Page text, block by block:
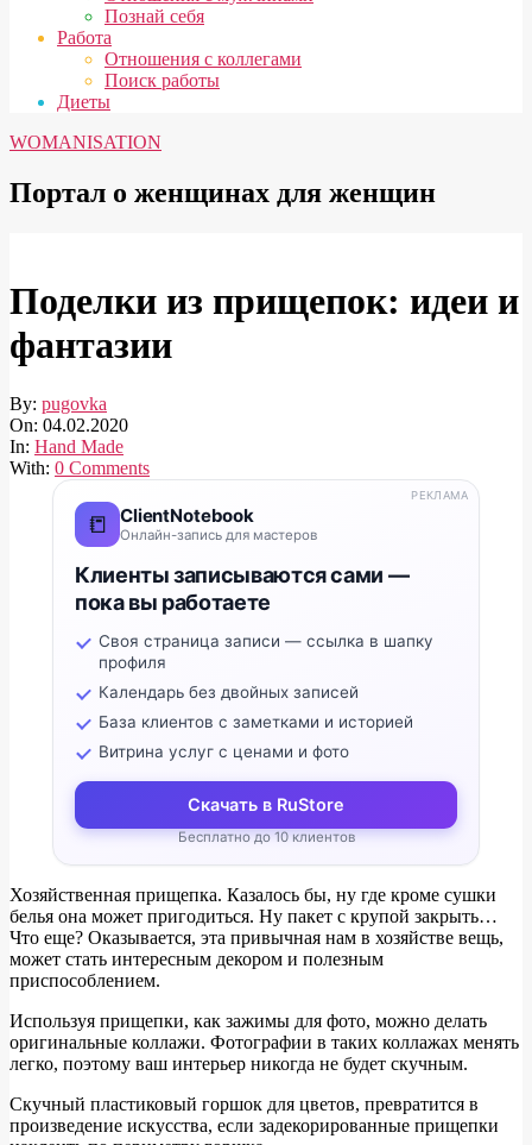
Познай себя
Работа
Отношения с коллегами
Поиск работы
Диеты
WOMANISATION
Портал о женщинах для женщин
Поделки из прищепок: идеи и
фантазии
By: pugovka
On: 04.02.2020
In: Hand Made
With: 0 Comments
📒 ClientNotebook
Онлайн-запись для мастеров
Клиенты записываются сами —
пока вы работаете
Своя страница записи — ссылка в шапку
профиля
Календарь без двойных записей
База клиентов с заметками и историей
Витрина услуг с ценами и фото
Скачать в RuStore
Бесплатно до 10 клиентов
РЕКЛАМА
Хозяйственная прищепка. Казалось бы, ну где кроме сушки
белья она может пригодиться. Ну пакет с крупой закрыть…
Что еще? Оказывается, эта привычная нам в хозяйстве вещь,
может стать интересным декором и полезным
приспособлением.
Используя прищепки, как зажимы для фото, можно делать
оригинальные коллажи. Фотографии в таких коллажах менять
легко, поэтому ваш интерьер никогда не будет скучным.
Скучный пластиковый горшок для цветов, превратится в
произведение искусства, если задекорированные прищепки